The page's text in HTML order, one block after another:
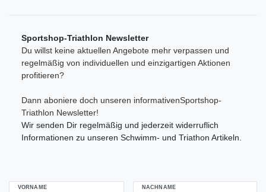
Sportshop-Triathlon Newsletter
Du willst keine aktuellen Angebote mehr verpassen und
regelmäßig von individuellen und einzigartigen Aktionen
profitieren?
Dann aboniere doch unseren informativenSportshop-
Triathlon Newsletter!
Wir senden Dir regelmäßig und jederzeit widerruflich
Informationen zu unseren Schwimm- und Triathon Artikeln.
VORNAME NACHNAME